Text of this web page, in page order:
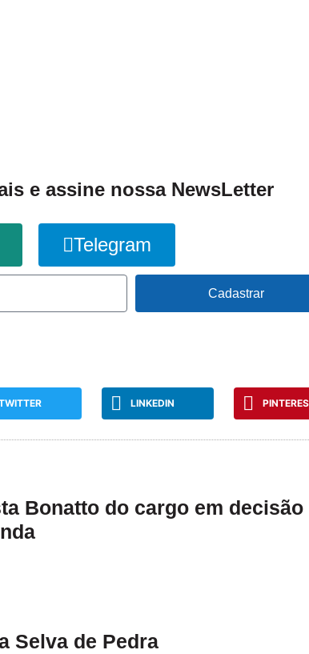
e assine nossa NewsLetter
Telegram
Cadastrar
LINKEDIN
Bonatto do cargo em decisão
Selva de Pedra